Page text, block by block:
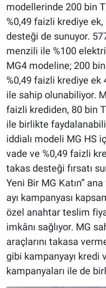
modellerinde 200 bin
%0,49 faizli krediye ek,
desteği de sunuyor.
menzili ile %100
MG4 modeline; 200
%0,49 faizli krediye
ile sahip olunabiliyor.
faizli krediden, 80 bin
ile birlikte
iddialı modeli MG HS
vade ve %0,49 faizli
takas desteği fırsatı
Yeni Bir MG Katın”
ayı kampanyası
özel anahtar teslim
imkânı sağlıyor. MG
araçlarını takasa
gibi kampanyayı kredi
kampanyaları ile de